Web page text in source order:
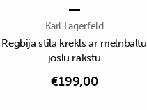
Karl Lagerfeld
Regbija stila krekls ar melnbaltu
joslu rakstu
€199,00